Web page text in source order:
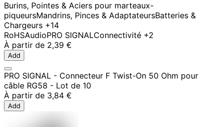
Burins, Pointes & Aciers pour marteaux-
piqueursMandrins, Pinces & AdaptateursBatteries &
Chargeurs +14
RoHSAudioPRO SIGNALConnectivité +2
À partir de 2,39 €
Add
PRO SIGNAL - Connecteur F Twist-On 50 Ohm pour
câble RG58 - Lot de 10
À partir de 3,84 €
Add